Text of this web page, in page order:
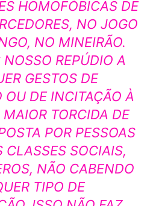
HOMOFÓBICAS DE
NO JOGO
NO MINEIRÃO.
NOSSO REPÚDIO A
GESTOS DE
OU DE INCITAÇÃO À
TORCIDA DE
POR PESSOAS
CLASSES SOCIAIS,
NÃO CABENDO
TIPO DE